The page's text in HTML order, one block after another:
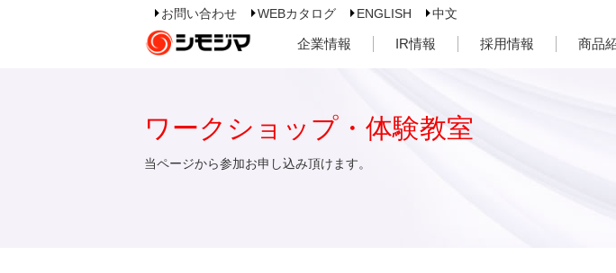
お問い合わせ WEBカタログ ENGLISH 中文
企業情報 IR情報 採用情報 商品
ワークショップ・体験教室
当ページから参加お申し込み頂けます。